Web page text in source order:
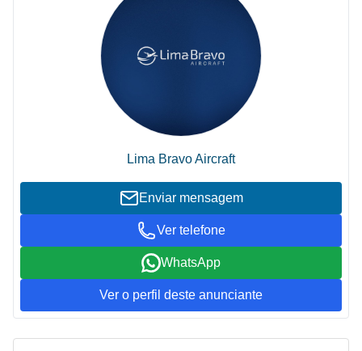
Lima Bravo Aircraft
Enviar mensagem
Ver telefone
WhatsApp
Ver o perfil deste anunciante